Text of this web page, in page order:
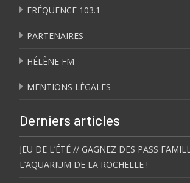
FRÉQUENCE 103.1
PARTENAIRES
HÉLÈNE FM
MENTIONS LÉGALES
Derniers articles
JEU DE L’ÉTÉ // GAGNEZ DES PASS
L’AQUARIUM DE LA ROCHELLE !